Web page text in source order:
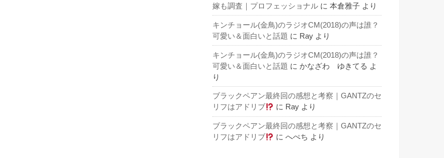
嫁も調査｜プロフェッショナル に 本倉雅子 より
キンチョール(金鳥)のラジオCM(2018)の声は誰？
可愛い＆面白いと話題 に Ray より
キンチョール(金鳥)のラジオCM(2018)の声は誰？
可愛い＆面白いと話題 に かなざわ ゆきてる よ
り
ブラックペアン最終回の感想と考察｜GANTZのセ
リフはアドリブ
に Rayより
ブラックペアン最終回の感想と考察｜GANTZのセ
リフはアドリブ
に へぺち より